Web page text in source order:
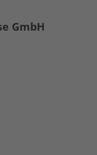
GmbH